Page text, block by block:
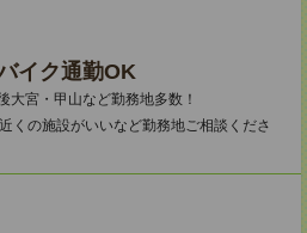
イク通勤OK
大宮・甲山など勤務地多数！
の施設がいいなど勤務地ご相談くださ